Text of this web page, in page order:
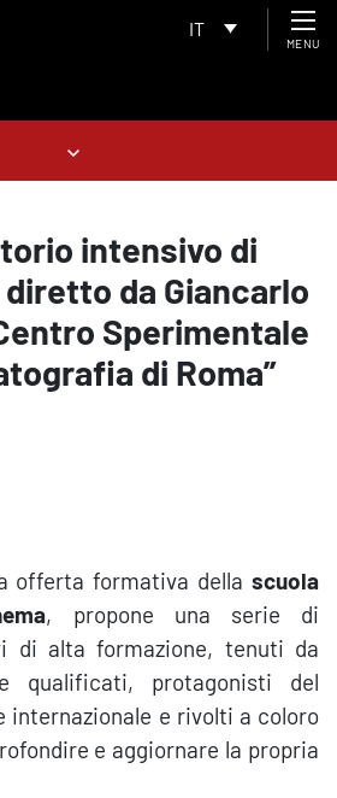
IT
MENU
intensivo di
da Giancarlo
Sperimentale
di Roma”
offerta formativa dellascuola
, propone una serie di
di alta formazione, tenuti da
qualificati, protagonisti del
internazionale e rivolti a coloro
e aggiornare la propria